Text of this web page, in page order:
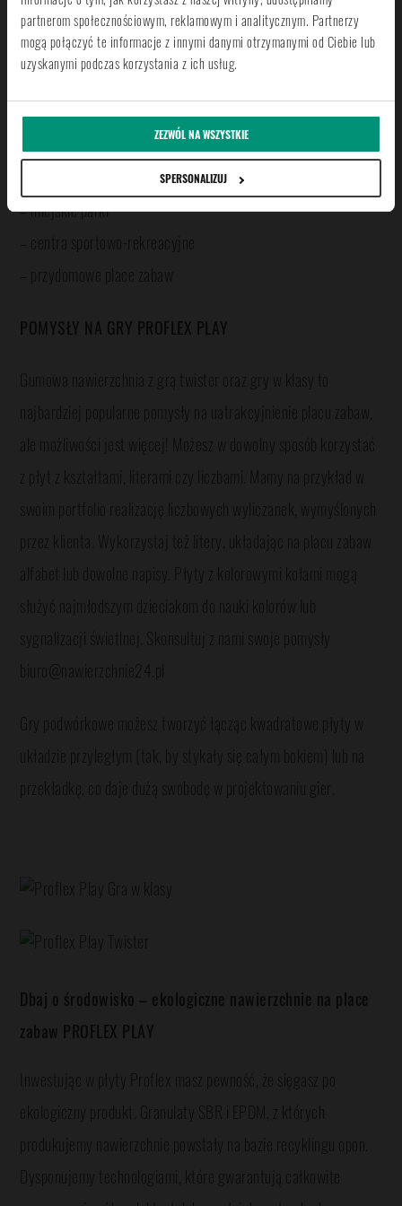
partnerom społecznościowym, reklamowym i analitycznym. Partnerzy
mogą połączyć te informacje z innymi danymi otrzymanymi od Ciebie lub
uzyskanymi podczas korzystania z ich usług.
ZEZWÓL NA WSZYSTKIE
SPERSONALIZUJ
im rady
ZASTOSOWANIE, czyli gdzie możesz wykorzystać PROFLEX
– boiska szkolne
– place zabaw przy szkole, przedszkolu, żłobku
– miejskie parki
– centra sportowo-rekreacyjne
– przydomowe place zabaw
POMYSŁY NA GRY PROFLEX PLAY
Gumowa nawierzchnia z grą twister oraz gry w klasy to
najbardziej popularne pomysły na uatrakcyjnienie placu zabaw,
ale możliwości jest więcej! Możesz w dowolny sposób korzystać
z płyt z kształtami, literami czy liczbami. Mamy na przykład w
swoim portfolio realizację liczbowych wyliczanek, wymyślonych
przez klienta. Wykorzystaj też litery, układając na placu zabaw
alfabet lub dowolne napisy. Płyty z kolorowymi kołami mogą
służyć najmłodszym dzieciakom do nauki kolorów lub
sygnalizacji świetlnej. Skonsultuj z nami swoje pomysły
biuro@nawierzchnie24.pl
Gry podwórkowe możesz tworzyć łącząc kwadratowe płyty w
układzie przyległym (tak, by stykały się całym bokiem) lub na
przekładkę, co daje dużą swobodę w projektowaniu gier.
Dbaj o środowisko – ekologiczne nawierzchnie na place
zabaw PROFLEX PLAY
Inwestując w płyty Proflex masz pewność, że sięgasz po
ekologiczny produkt. Granulaty SBR i EPDM, z których
produkujemy nawierzchnie powstały na bazie recyklingu opon.
Dysponujemy technologiami, które gwarantują całkowite